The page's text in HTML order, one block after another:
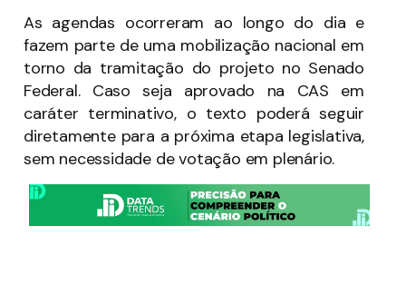
As agendas ocorreram ao longo do dia e
fazem parte de uma mobilização nacional em
torno da tramitação do projeto no Senado
Federal. Caso seja aprovado na CAS em
caráter terminativo, o texto poderá seguir
diretamente para a próxima etapa legislativa,
sem necessidade de votação em plenário.